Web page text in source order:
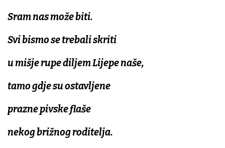
Sram nas može biti.
Svi bismo se trebali skriti
u mišje rupe diljem Lijepe naše,
tamo gdje su ostavljene
prazne pivske flaše
nekog brižnog roditelja.